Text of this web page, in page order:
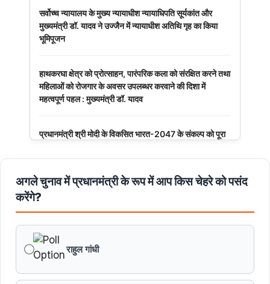
सर्वोच्च न्यायालय के मुख्‍य न्‍यायाधीश न्यायाधिपति सूर्यकांत और
मुख्यमंत्री डॉ. यादव ने उज्जैन में न्यायाधीश अतिथि गृह का किया
भूमिपूजन
हाथकरघा क्षेत्र को प्रोत्साहन, पारंपरिक कला को संरक्षित करने तथा
महिलाओं को रोजगार के अवसर उपलब्धर करवाने की दिशा में
महत्वपूर्ण पहल : मुख्यमंत्री डॉ. यादव
प्रधानमंत्री श्री मोदी के विकसित भारत-2047 के संकल्प को पूरा
बंदियों की समय पूर्व रिहाई दूसरे बंदियों को भी अच्छे आचरण के लिए
करेगी प्रोत्साहित : मुख्यमंत्री डॉ. यादव
छिंदवाड़ा को औद्योगिक हब बनाने की दिशा में तेज होंगे प्रयास :
मुख्यमंत्री डॉ. यादव
अगले चुनाव में प्रधानमंत्री के रूप में आप किस चेहरे को पसंद
करेंगे?
राहुल गांधी